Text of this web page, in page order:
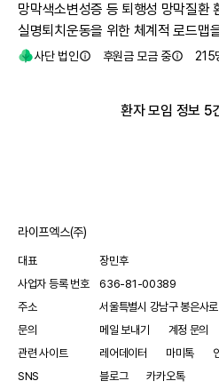
망막색소변성증 등 퇴행성 망막질환
실명퇴치운동을 위한 체계적 로드맵
시행합니다.
사단 법인 후원금 모금 중 215
환자 모임 정보 5
라이프엑스(주)
대표
장민후
사업자 등록 번호
636-81-00389
주소
서울특별시 강남구 봉은사
문의
메일 보내기
계정 문의
관련 사이트
레어데이터 마미톡
SNS
블로그 카카오톡